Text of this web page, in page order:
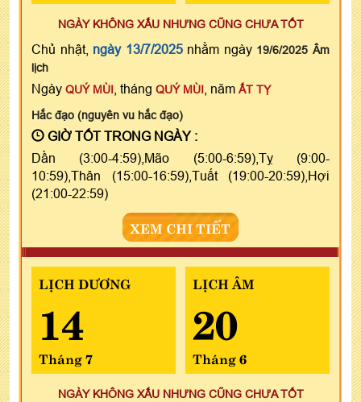
NGÀY KHÔNG XẤU NHƯNG CŨNG CHƯA TỐT
Chủ nhật, ngày 13/7/2025nhằm ngày 19/6/2025 Âm
lịch
Ngày QUÝ MÙI , tháng QUÝ MÙI , năm ẤT TỴ
Hắc đạo (nguyên vu hắc đạo)
GIỜ TỐT TRONG NGÀY :
Dần (3:00-4:59),Mão (5:00-6:59),Tỵ (9:00-
10:59),Thân (15:00-16:59),Tuất (19:00-20:59),Hợi
(21:00-22:59)
XEM CHI TIẾT
LỊCH DƯƠNG
14
Tháng 7
LỊCH ÂM
20
Tháng 6
NGÀY KHÔNG XẤU NHƯNG CŨNG CHƯA TỐT